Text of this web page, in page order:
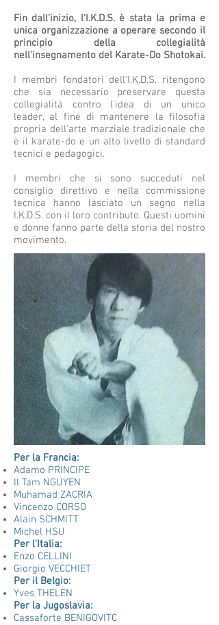
Fin dall'inizio, l'I.K.D.S. è stata la prima e
unica organizzazione a operare secondo il
principio della collegialità
nell'insegnamento del Karate-Do Shotokai.
I membri fondatori dell'I.K.D.S. ritengono
che sia necessario preservare questa
collegialità contro l'idea di un unico
leader, al fine di mantenere la filosofia
propria dell'arte marziale tradizionale che
è il karate-do e un alto livello di standard
tecnici e pedagogici.
I membri che si sono succeduti nel
consiglio direttivo e nella commissione
tecnica hanno lasciato un segno nella
I.K.D.S. con il loro contributo. Questi uomini
e donne fanno parte della storia del nostro
movimento.
Per la Francia:
Adamo PRINCIPE
Il Tam NGUYEN
Muhamad ZACRIA
Vincenzo CORSO
Alain SCHMITT
Michel HSU
Per l'Italia:
Enzo CELLINI
Giorgio VECCHIET
Per il Belgio:
Yves THELEN
Per la Jugoslavia:
Cassaforte BENIGOVITC